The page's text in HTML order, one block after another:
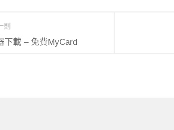
則
下載 – 免費MyCard